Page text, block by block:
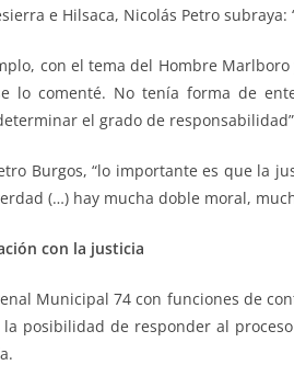
e Hilsaca, Nicolás Petro
con el tema del Hombre
lo comenté. No tenía forma de
el grado de
Burgos, “lo importante es que la
(…) hay mucha doble moral,
con la justicia
Municipal 74 con funciones de
la posibilidad de responder al